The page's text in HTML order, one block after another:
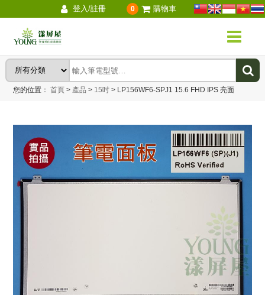
登入/註冊 0 購物車
您的位置：首頁 > 產品 > 15吋 > LP156WF6-SPJ1 15.6 FHD IPS 亮面